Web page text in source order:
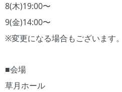
8(木)19:00〜
9(金)14:00〜
※変更になる場合もございます。
■会場
草月ホール